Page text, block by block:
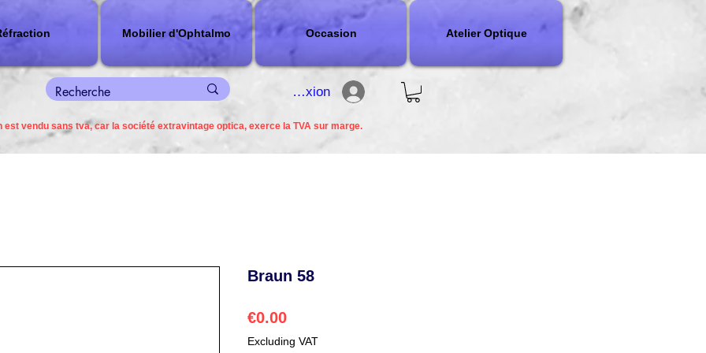
Mobilier d'Ophtalmo Occasion Atelier Optique
connexion
est vendu sans tva, car la société extravintage optica, exerce la TVA sur marge.
Braun 58
€0.00Price
Excluding VAT